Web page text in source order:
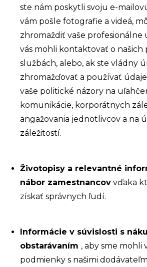
ste nám poskytli svoju e-
vám pošle fotografie a videá,
zhromaždiť vaše profesionálne
vás mohli kontaktovať o
službách, alebo, ak ste vládny
zhromažďovať a používať
vaše politické názory na
komunikácie, korporátnych
angažovania jednotlivcov a na
záležitostí.
Životopisy a relevantné
nábor zamestnancov vďaka
získať správnych ľudí.
Informácie v súvislosti s
obstarávaním , aby sme
podmienky s našimi